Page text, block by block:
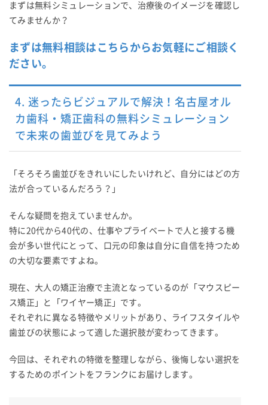
まずは無料シミュレーションで、治療後のイメージを確認し
てみませんか？
まずは無料相談はこちらからお気軽にご相談く
ださい。
4. 迷ったらビジュアルで解決！名古屋オル
カ歯科・矯正歯科の無料シミュレーション
で未来の歯並びを見てみよう
「そろそろ歯並びをきれいにしたいけれど、自分にはどの方
法が合っているんだろう？」
そんな疑問を抱えていませんか。
特に20代から40代の、仕事やプライベートで人と接する機
会が多い世代にとって、口元の印象は自分に自信を持つため
の大切な要素ですよね。
現在、大人の矯正治療で主流となっているのが「マウスピー
ス矯正」と「ワイヤー矯正」です。
それぞれに異なる特徴やメリットがあり、ライフスタイルや
歯並びの状態によって適した選択肢が変わってきます。
今回は、それぞれの特徴を整理しながら、後悔しない選択を
するためのポイントをフランクにお届けします。